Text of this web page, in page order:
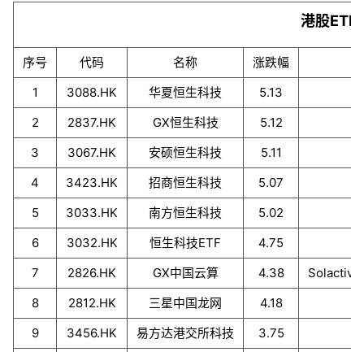
港股ETF
序号 代码 名称 涨跌幅
1 3088.HK 华夏恒生科技 5.13
2 2837.HK GX恒生科技 5.12
3 3067.HK 安硕恒生科技 5.11
4 3423.HK 招商恒生科技 5.07
5 3033.HK 南方恒生科技 5.02
6 3032.HK 恒生科技ETF 4.75
7 2826.HK GX中国云算 4.38 Solactive
8 2812.HK 三星中国龙网 4.18
9 3456.HK 易方达港交所科技 3.75